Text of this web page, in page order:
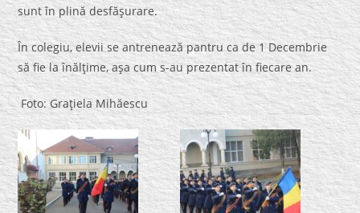
sunt în plină desfăşurare.
În colegiu, elevii se antrenează pantru ca de 1 Decembrie
să fie la înălţime, aşa cum s-au prezentat în fiecare an.
Foto: Graţiela Mihăescu